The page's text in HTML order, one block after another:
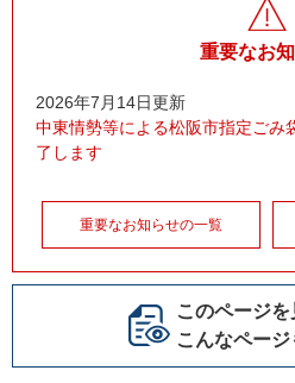
重要なお
2026年7月14日更新
中東情勢等による松阪市指定ごみ
了します
重要なお知らせの一覧
このページ
こんなペー